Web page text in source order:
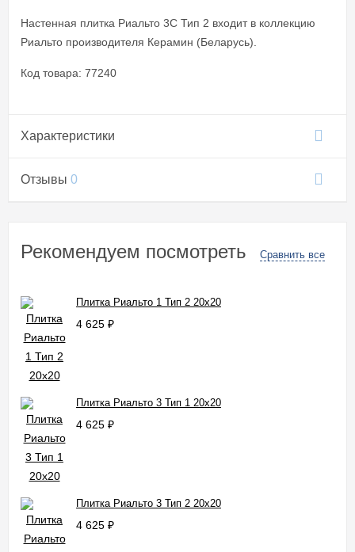
Настенная плитка Риальто 3С Тип 2 входит в коллекцию
Риальто производителя Керамин (Беларусь).
Код товара: 77240
Характеристики
Отзывы 0
Рекомендуем посмотреть Сравнить все
Плитка Риальто 1 Тип 2 20x20
4 625 ₽
Плитка Риальто 3 Тип 1 20x20
4 625 ₽
Плитка Риальто 3 Тип 2 20x20
4 625 ₽